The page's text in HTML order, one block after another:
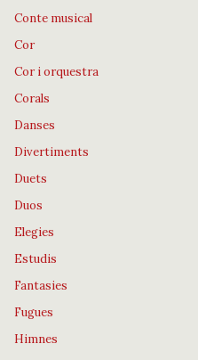
Conte musical
Cor
Cor i orquestra
Corals
Danses
Divertiments
Duets
Duos
Elegies
Estudis
Fantasies
Fugues
Himnes